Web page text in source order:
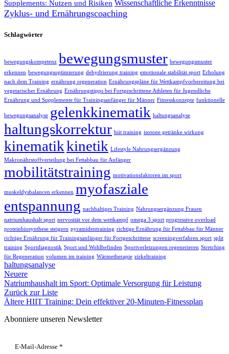
Supplements: Nutzen und Risiken Wissenschaftliche Erkenntnisse
Zyklus- und Ernährungscoaching
Schlagwörter
bewegungskompetenz bewegungsmuster bewegungsmuster
erkennen bewegungsoptimierung dehydrierung training emotionale stabilität sport Erholung
nach dem Training ernährung regeneration Ernährungspläne für Wettkampfvorbereitung bei
vegetarischer Ernährung Ernährungstipps bei Fortgeschrittene Athleten für Jugendliche
Ernährung und Supplemente für Trainingsanfänger für Männer Fitnesskonzepte funktionelle
bewegungsanalyse gelenkkinematik haltungsanalyse
haltungskorrektur hiit training isotone getränke wirkung
kinematikkinetik Lifestyle Nahrungsergänzung
Makronährstoffverteilung bei Fettabbau für Anfänger
mobilitätstraining motivationsfaktoren im sport
muskeldysbalancen erkennen myofasziale
entspannung nachhaltiges Training Nahrungsergänzung Frauen
natriumhaushalt sport nervosität vor dem wettkampf omega 3 sport progressive overload
proteinbiosynthese steigern pyramidentraining richtige Ernährung für Fettabbau für Männer
richtige Ernährung für Trainingsanfänger für Fortgeschrittene screeningverfahren sport split
training Sportdiagnostik Sport und Wohlbefinden Sportverletzungen regenerieren Stretching
für Regeneration volumen im training Wärmetherapie zirkeltraining
haltungsanalyse
Neuere
Natriumhaushalt im Sport: Optimale Versorgung für Leistung
Zurück zur Liste
Ältere HIIT Training: Dein effektiver 20-Minuten-Fitnessplan
Abonniere unseren Newsletter